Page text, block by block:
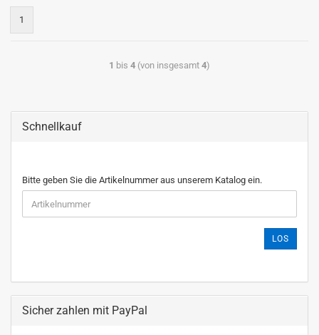
1
1 bis 4 (von insgesamt 4)
Schnellkauf
Bitte geben Sie die Artikelnummer aus unserem Katalog ein.
LOS
Sicher zahlen mit PayPal